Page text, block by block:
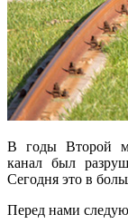
В годы Второй
канал был
Сегодня это в
Перед нами